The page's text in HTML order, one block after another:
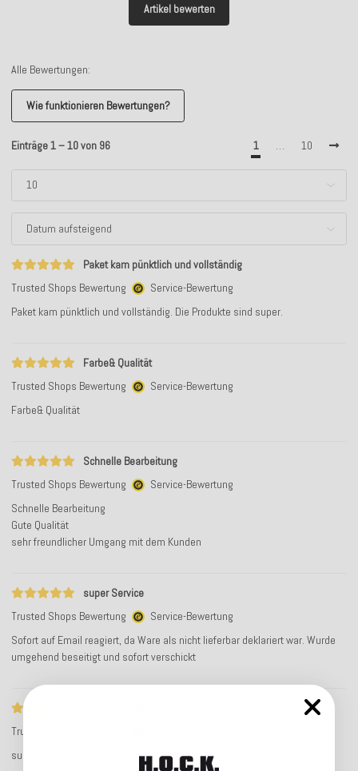
Artikel bewerten
Alle Bewertungen:
Wie funktionieren Bewertungen?
Einträge 1 – 10 von 96 1 10
Paket kam pünktlich und vollständig
Trusted Shops Bewertung
Service-Bewertung
Paket kam pünktlich und vollständig. Die Produkte sind super.
Farbe& Qualität
Trusted Shops Bewertung
Service-Bewertung
Farbe& Qualität
Schnelle Bearbeitung
Trusted Shops Bewertung
Service-Bewertung
Schnelle Bearbeitung
Gute Qualität
sehr freundlicher Umgang mit dem Kunden
super Service
Trusted Shops Bewertung
Service-Bewertung
Sofort auf Email reagiert, da Ware als nicht lieferbar deklariert war. Wurde
umgehend beseitigt und sofort verschickt
Trusted Shops Bewertung
super qualität, prompte lieferung - gerne wieder